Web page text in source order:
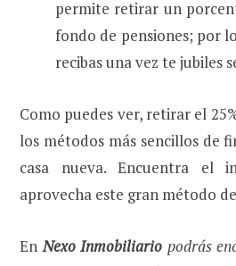
permite retirar un
fondo de pensiones; por
recibas una vez te jubiles
Como puedes ver, retirar el
los métodos más sencillos de
casa nueva. Encuentra el
aprovecha este gran método
EnNexo Inmobiliario podrás